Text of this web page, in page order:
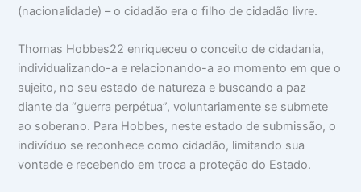
(nacionalidade) – o cidadão era o ﬁlho de cidadão livre.
Thomas Hobbes22 enriqueceu o conceito de cidadania,
individualizando-a e relacionando-a ao momento em que o
sujeito, no seu estado de natureza e buscando a paz
diante da “guerra perpétua”, voluntariamente se submete
ao soberano. Para Hobbes, neste estado de submissão, o
indivíduo se reconhece como cidadão, limitando sua
vontade e recebendo em troca a proteção do Estado.